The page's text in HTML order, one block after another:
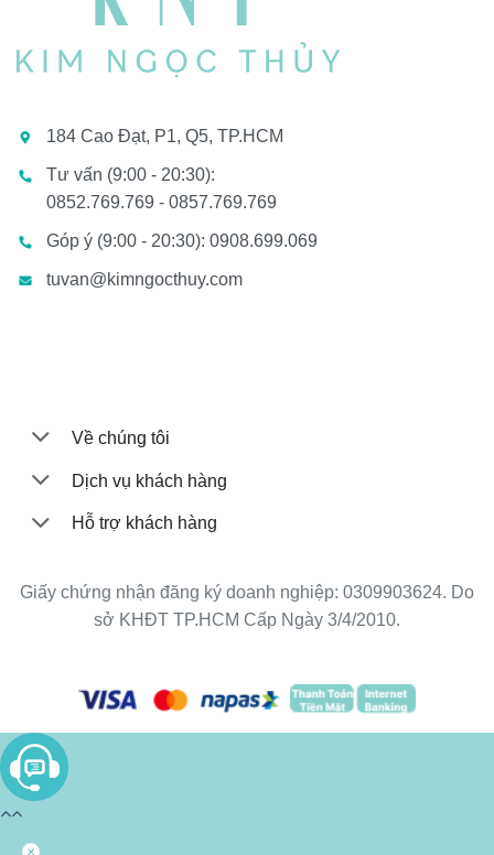
184 Cao Đạt, P1, Q5, TP.HCM
Tư vấn (9:00 - 20:30):
0852.769.769 - 0857.769.769
Góp ý (9:00 - 20:30): 0908.699.069
tuvan@kimngocthuy.com
Về chúng tôi
Dịch vụ khách hàng
Hỗ trợ khách hàng
Giấy chứng nhận đăng ký doanh nghiệp: 0309903624. Do
sở KHĐT TP.HCM Cấp Ngày 3/4/2010.